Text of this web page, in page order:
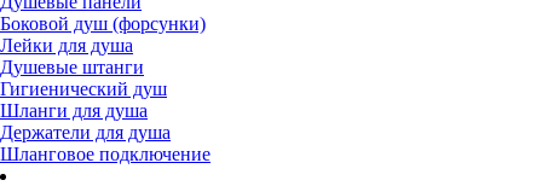
Боковой душ (форсунки)
Лейки для душа
Душевые штанги
Гигиенический душ
Шланги для душа
Держатели для душа
Шланговое подключение